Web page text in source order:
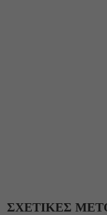
ΣΧΕΤΙΚΕΣ